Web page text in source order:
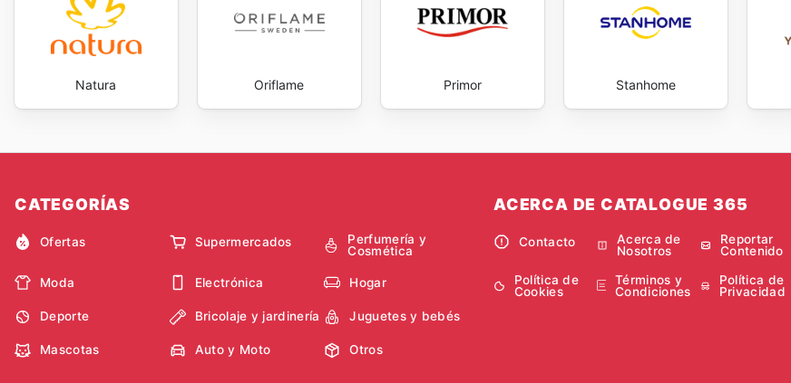
Natura Oriflame Primor Stanhome
CATEGORÍAS
Ofertas Supermercados
Perfumería y
Cosmética
Moda Electrónica Hogar
Deporte Bricolaje y jardinería Juguetes y bebés
Mascotas Auto y Moto Otros
ACERCA DE CATALOGUE 365
Contacto
Acerca de
Nosotros
Reportar
Contenido
Política de
Cookies
Términos y
Condiciones
Política de
Privacidad